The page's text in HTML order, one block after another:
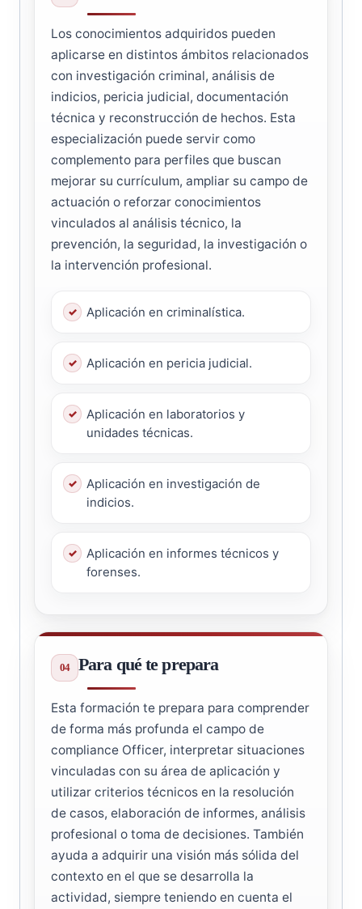
Los conocimientos adquiridos pueden
aplicarse en distintos ámbitos relacionados
con investigación criminal, análisis de
indicios, pericia judicial, documentación
técnica y reconstrucción de hechos. Esta
especialización puede servir como
complemento para perfiles que buscan
mejorar su currículum, ampliar su campo de
actuación o reforzar conocimientos
vinculados al análisis técnico, la
prevención, la seguridad, la investigación o
la intervención profesional.
Aplicación en criminalística.
Aplicación en pericia judicial.
Aplicación en laboratorios y
unidades técnicas.
Aplicación en investigación de
indicios.
Aplicación en informes técnicos y
forenses.
Para qué te prepara
Esta formación te prepara para comprender
de forma más profunda el campo de
compliance Officer, interpretar situaciones
vinculadas con su área de aplicación y
utilizar criterios técnicos en la resolución
de casos, elaboración de informes, análisis
profesional o toma de decisiones. También
ayuda a adquirir una visión más sólida del
contexto en el que se desarrolla la
actividad, siempre teniendo en cuenta el